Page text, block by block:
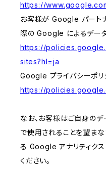
https://
お客様が Google パート
際の Google によるデータ
https://
sites?hl=ja
Google プライバシーポリ
https://
なお、お客様はご自身の
で使用されることを望ま
る Google アナリティクス
ください。